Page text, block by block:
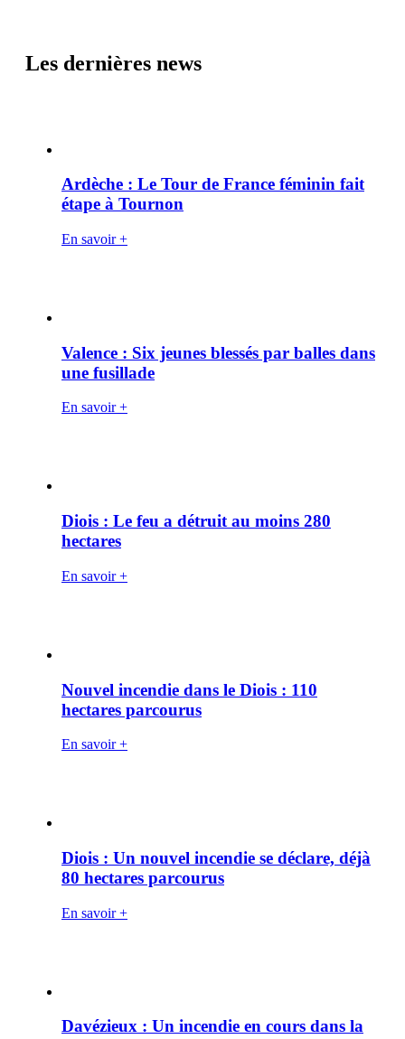
Les dernières news
Ardèche : Le Tour de France féminin fait
étape à Tournon
En savoir +
Valence : Six jeunes blessés par balles dans
une fusillade
En savoir +
Diois : Le feu a détruit au moins 280
hectares
En savoir +
Nouvel incendie dans le Diois : 110
hectares parcourus
En savoir +
Diois : Un nouvel incendie se déclare, déjà
80 hectares parcourus
En savoir +
Davézieux : Un incendie en cours dans la